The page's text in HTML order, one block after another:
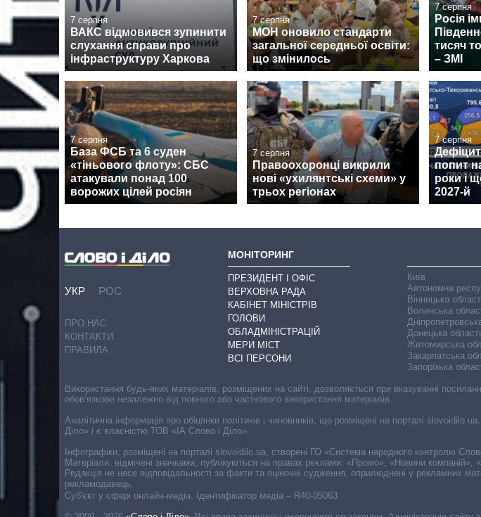
7 серпня
ВАКС відмовився зупинити
слухання справи про
інфраструктуру Харкова
7 серпня
МОН оновило стандарти
загальної середньої освіти:
що змінилось
7 серпня
Росія
тисяч
– ЗМІ
7 серпня
База ФСБ та 6 суден
«тіньового флоту»: СБС
атакували понад 100
ворожих цілей росіян
7 серпня
Правоохоронці викрили
нові «ухилянтські схеми» у
трьох регіонах
7 серпня
Дефіцит
попит
роки і
2027-й
УКР РОС
ПРО НАС
КОНТАКТИ
ПРАВИЛА
МОНІТОРИНГ
ПРЕЗИДЕНТ І ОФІС
ВЕРХОВНА РАДА
КАБІНЕТ МІНІСТРІВ
ГОЛОВИ
ОБЛАДМІНІСТРАЦІЙ
МЕРИ МІСТ
ВСІ ПЕРСОНИ
Київ
Автономна
Вінницька
Волинська
Донецька
Житомирська
Закарпатська
Запорізька
Cуб'єкт у сфері онлайн-медіа. Ідентифікатор медіа – R40-05063
Використання будь-яких матеріалів, розміщених на сайті, дозволяється при вказуванні
обов’язкове незалежно від повного або часткового використання матеріалів.
Аналітична інформація про обіцянки політиків і чиновників, що розміщені на порталі
Діло» і є власністю ТОВ «ІА Слово і Діло».
Інфографіки, розміщені на порталі slovoidilo.ua, створені ГО «Система народного контролю
Матеріали, відмічені значками, публікуються на правах реклами: «Промо», «Новини
Редакція не несе відповідальності за факти та оціночні судження, оприлюднені у рекламних
рекламодавець.